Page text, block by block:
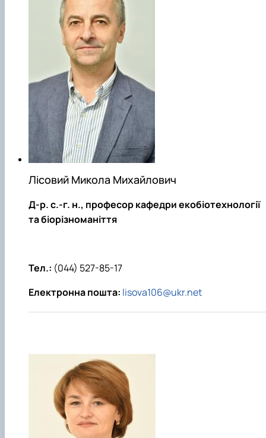
Лісовий Микола Михайлович
Д-р. с.-г. н., професор кафедри екобіотехнології
та біорізноманіття
Тел.: (044) 527-85-17
Електронна пошта: lisova106@ukr.net